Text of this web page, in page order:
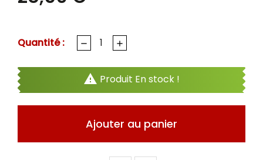
Quantité :
 Produit En stock !
Ajouter au panier